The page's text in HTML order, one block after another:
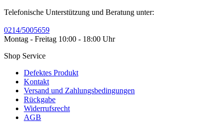
Telefonische Unterstützung und Beratung unter:
0214/5005659
Montag - Freitag 10:00 - 18:00 Uhr
Shop Service
Defektes Produkt
Kontakt
Versand und Zahlungsbedingungen
Rückgabe
Widerrufsrecht
AGB